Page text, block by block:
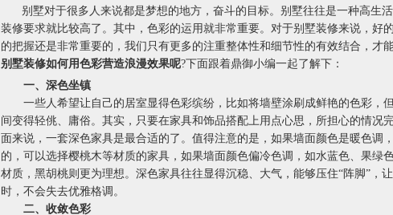
别墅对于很多人来说都是梦想的地方，奋斗的目标。别墅往往是一种高生
装修要求就比较高了。其中，色彩的运用就非常重要。对于别墅装修来说，好
的把握还是非常重要的，我们只有更多的注重整体性和细节性的有效结合，才
别墅装修如何用色彩营造浪漫效果呢?下面跟着鼎御小编一起了解下：
一、深色坐镇
一些人希望让自己的居室显得色彩缤纷，比如将墙壁涂刷成鲜艳的色彩，
间变得轻佻、庸俗。其实，只要在家具和饰品搭配上用点心思，所担心的情况
面来说，一套深色家具是最合适的了。值得注意的是，如果墙面颜色是暖色调
的，可以选择樱桃木等材质的家具，如果墙面颜色偏冷色调，如水蓝色、果绿
材质，黑胡桃则更为理想。深色家具往往显得沉稳、大气，能够压住“阵脚”，
时，不会失去优雅格调。
二、收敛色彩